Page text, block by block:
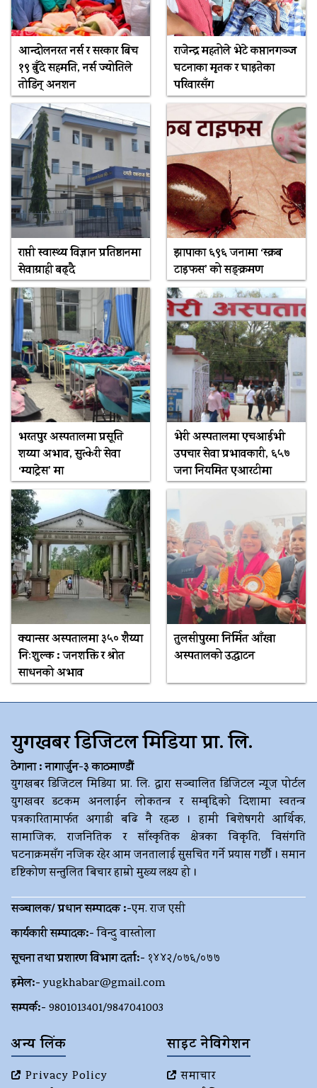
आन्दोलनरत नर्स र सरकार बिच
१९ बुँदे सहमति, नर्स ज्योतिले
तोडिन् अनशन
राजेन्द्र महतोले भेटे कप्तानगञ्ज
घटनाका मृतक र घाइतेका
परिवारसँग
राप्ती स्वास्थ्य विज्ञान प्रतिष्ठानमा
सेवाग्राही बढ्दै
झापाका ६९६ जनामा ‘स्क्रब
टाइफस’ को सङ्क्रमण
भरतपुर अस्पतालमा प्रसूति
शय्या अभाव, सुत्केरी सेवा
‘म्याट्रेस’ मा
भेरी अस्पतालमा एचआईभी
उपचार सेवा प्रभावकारी, ६५७
जना नियमित एआरटीमा
क्यान्सर अस्पतालमा ३५० शैय्या
निःशुल्क : जनशक्ति र श्रोत
साधनको अभाव
तुलसीपुरमा निर्मित आँखा
अस्पतालको उद्घाटन
युगखबर डिजिटल मिडिया प्रा. लि.
ठेगाना : नागार्जुन-३ काठमाण्डौं
युगखबर डिजिटल मिडिया प्रा. लि. द्धारा सञ्चालित डिजिटल न्यूज पोर्टल
युगखवर डटकम अनलाईन लोकतन्त्र र सम्बृद्दिको दिशामा स्वतन्त्र
पत्रकारितामार्फत अगाडी बढि नै रहन्छ । हामी बिशेषगरी आर्थिक,
सामाजिक, राजनितिक र साँस्कृतिक क्षेत्रका विकृति, विसंगति
घटनाक्रमसँग नजिक रहेर आम जनतालाई सुसचित गर्ने प्रयास गर्छौ । समान
दृष्टिकोण सन्तुलित बिचार हाम्रो मुख्य लक्ष्य हो ।
सञ्चालक/ प्रधान सम्पादक :-एम. राज एसी
कार्यकारी सम्पादक:-विन्दु वास्तोला
सूचना तथा प्रशारण विभाग दर्ता:- १४४२/०७६/०७७
इमेल:- yugkhabar@gmail.com
सम्पर्क:- 9801013401/9847041003
अन्य लिंक
Privacy Policy
साइट नेविगेशन
समाचार